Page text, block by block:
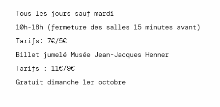
Tous les jours sauf mardi
10h-18h (fermeture des salles 15 minutes avant)
Tarifs: 7€/5€
Billet jumelé Musée Jean-Jacques Henner
Tarifs : 11€/9€
Gratuit dimanche 1er octobre